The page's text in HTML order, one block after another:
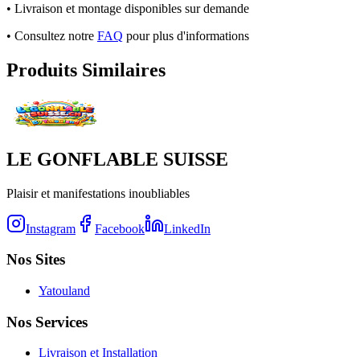
• Livraison et montage disponibles sur demande
• Consultez notre FAQ pour plus d'informations
Produits Similaires
LE GONFLABLE SUISSE
Plaisir et manifestations inoubliables
Instagram Facebook LinkedIn
Nos Sites
Yatouland
Nos Services
Livraison et Installation